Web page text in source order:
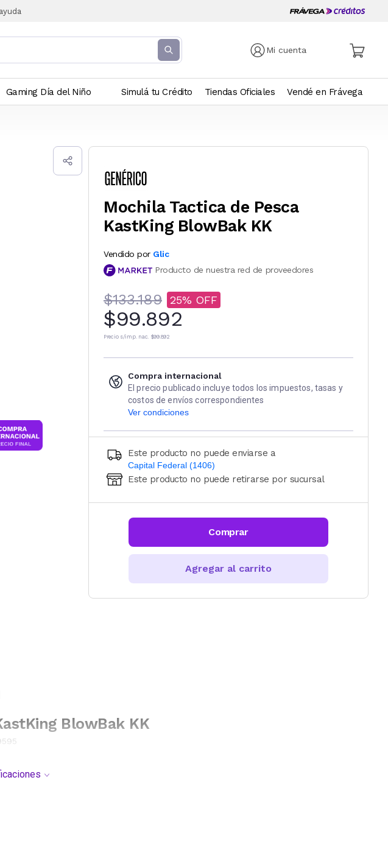
Mi cuenta
Gaming Día del Niño Simulá tu Crédito Tiendas Oficiales Vendé en Frávega
Mochila Tactica de Pesca
KastKing BlowBak KK
Vendido por Glic
Producto de nuestra red de proveedores
$133.189 25
$99.892
Precio s/imp. nac. $99.892
Compra internacional
El precio publicado incluye todos los impuestos, tasas y
costos de envíos correspondientes
Ver condiciones
Este producto no puede enviarse a
Capital Federal (1406)
Ingresá código postal (sólo números)
CALCULAR
Este producto no puede retirarse por sucursal
Comprar
Agregar al carrito
BlowBak KK